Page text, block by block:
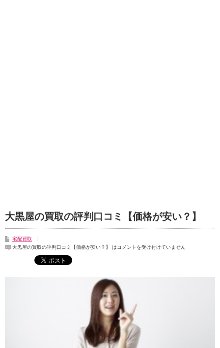
大黒屋の買取の評判口コミ【価格が安い？】
宅配買取
大黒屋の買取の評判口コミ【価格が安い？】 はコメントを受け付けていません